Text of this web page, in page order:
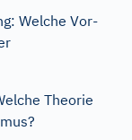
Welche Vor-
Theorie